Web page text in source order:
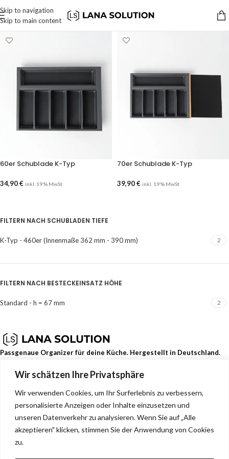
Wir schätzen Ihre Privatsphäre
Wir verwenden Cookies, um Ihr Surferlebnis zu verbessern,
personalisierte Anzeigen oder Inhalte einzusetzen und
unseren Datenverkehr zu analysieren. Wenn Sie auf „Alle
akzeptieren" klicken, stimmen Sie der Anwendung von Cookies
zu.
Skip to navigation
Skip to main content
FILTERN NACH SCHUBLADEN TIEFE
K-Typ - 460er (Innenmaße 362 mm - 390 mm) 2
FILTERN NACH BESTECKEINSATZ HÖHE
Standard - h = 67 mm 2
60er Schublade K-Typ
34,90€ inkl. 19 % MwSt
70er Schublade K-Typ
39,90€ inkl. 19 % MwSt
Passgenaue Organizer für deine Küche. Hergestellt in Deutschland.
Dehmerstr. 93b, Bad Oeynhausen, Deutschland, 32549
info@lana-solution.de
NEUESTE BEITRÄGE
SERVICE